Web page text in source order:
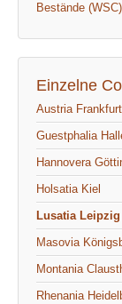
Bestände (WSC)
Einzelne
Austria Frankfurt
Guestphalia
Hannovera
Holsatia Kiel
Lusatia Leipzig
Masovia
Montania
Rhenania